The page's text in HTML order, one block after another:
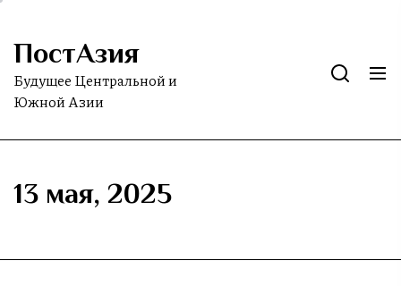
Skip
the
content
ПостАзия
Будущее Центральной и
Южной Азии
13 мая, 2025